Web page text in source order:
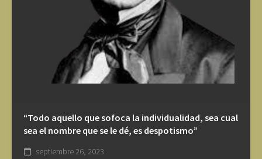
“Todo aquello que sofoca la individualidad, sea cual
sea el nombre que se le dé, es despotismo”
septiembre 26, 2023